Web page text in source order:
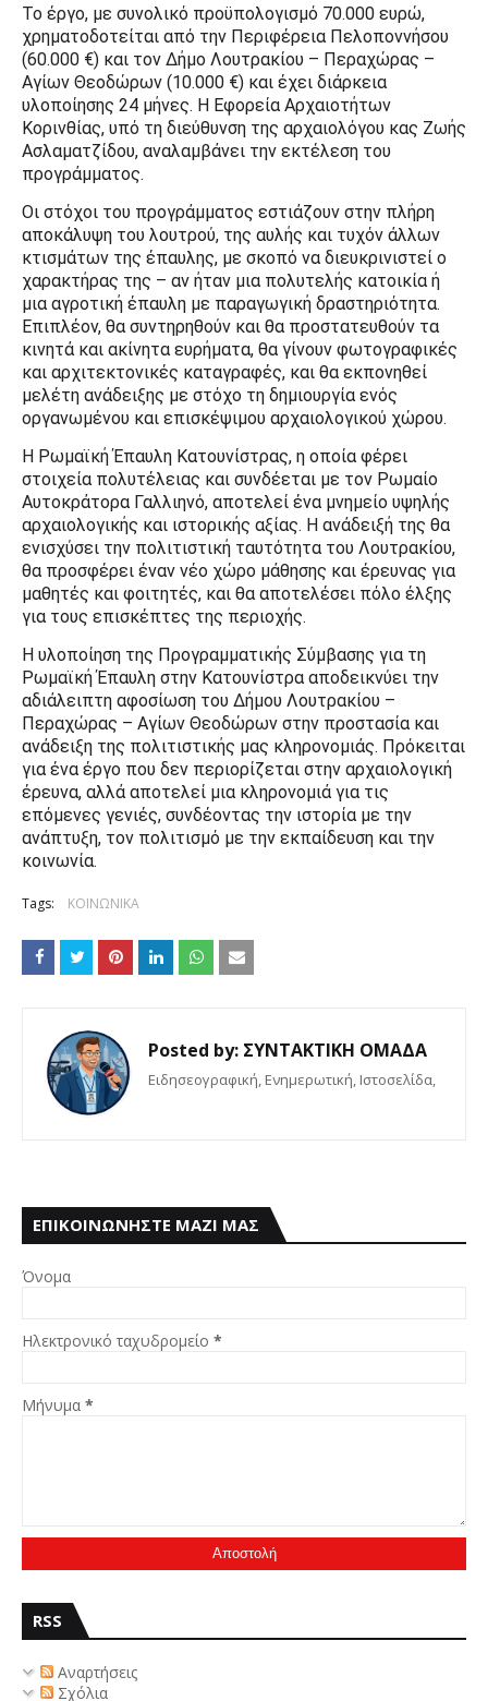
Το έργο, με συνολικό προϋπολογισμό 70.000 ευρώ,
χρηματοδοτείται από την Περιφέρεια Πελοποννήσου
(60.000 €) και τον Δήμο Λουτρακίου – Περαχώρας –
Αγίων Θεοδώρων (10.000 €) και έχει διάρκεια
υλοποίησης 24 μήνες. Η Εφορεία Αρχαιοτήτων
Κορινθίας, υπό τη διεύθυνση της αρχαιολόγου κας Ζωής
Ασλαματζίδου, αναλαμβάνει την εκτέλεση του
προγράμματος.
Οι στόχοι του προγράμματος εστιάζουν στην πλήρη
αποκάλυψη του λουτρού, της αυλής και τυχόν άλλων
κτισμάτων της έπαυλης, με σκοπό να διευκρινιστεί ο
χαρακτήρας της – αν ήταν μια πολυτελής κατοικία ή
μια αγροτική έπαυλη με παραγωγική δραστηριότητα.
Επιπλέον, θα συντηρηθούν και θα προστατευθούν τα
κινητά και ακίνητα ευρήματα, θα γίνουν φωτογραφικές
και αρχιτεκτονικές καταγραφές, και θα εκπονηθεί
μελέτη ανάδειξης με στόχο τη δημιουργία ενός
οργανωμένου και επισκέψιμου αρχαιολογικού χώρου.
Η Ρωμαϊκή Έπαυλη Κατουνίστρας, η οποία φέρει
στοιχεία πολυτέλειας και συνδέεται με τον Ρωμαίο
Αυτοκράτορα Γαλλιηνό, αποτελεί ένα μνημείο υψηλής
αρχαιολογικής και ιστορικής αξίας. Η ανάδειξή της θα
ενισχύσει την πολιτιστική ταυτότητα του Λουτρακίου,
θα προσφέρει έναν νέο χώρο μάθησης και έρευνας για
μαθητές και φοιτητές, και θα αποτελέσει πόλο έλξης
για τους επισκέπτες της περιοχής.
Η υλοποίηση της Προγραμματικής Σύμβασης για τη
Ρωμαϊκή Έπαυλη στην Κατουνίστρα αποδεικνύει την
αδιάλειπτη αφοσίωση του Δήμου Λουτρακίου –
Περαχώρας – Αγίων Θεοδώρων στην προστασία και
ανάδειξη της πολιτιστικής μας κληρονομιάς. Πρόκειται
για ένα έργο που δεν περιορίζεται στην αρχαιολογική
έρευνα, αλλά αποτελεί μια κληρονομιά για τις
επόμενες γενιές, συνδέοντας την ιστορία με την
ανάπτυξη, τον πολιτισμό με την εκπαίδευση και την
κοινωνία.
Tags: ΚΟΙΝΩΝΙΚΑ
Posted by: ΣΥΝΤΑΚΤΙΚΗ ΟΜΑΔΑ
Eιδησεογραφική, Ενημερωτική, Iστοσελίδα,
ΕΠΙΚΟΙΝΩΝΗΣΤΕ ΜΑΖΙ ΜΑΣ
Όνομα
Ηλεκτρονικό ταχυδρομείο *
Μήνυμα *
RSS
Αναρτήσεις
Σχόλια